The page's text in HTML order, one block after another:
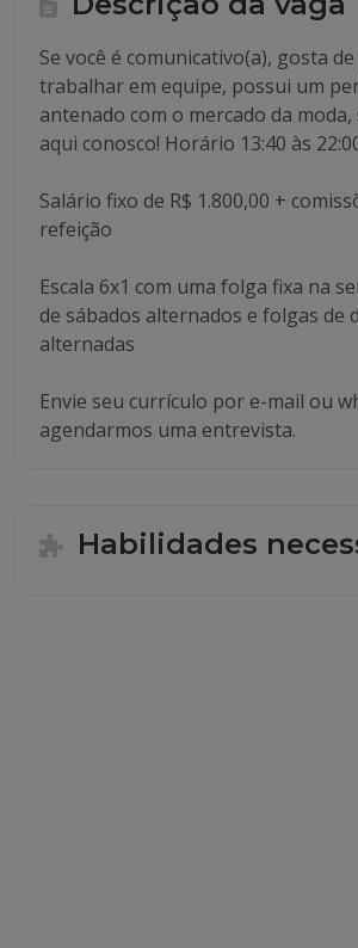
Se você é comunicativo(a), gosta
trabalhar em equipe, possui um
antenado com o mercado da
aqui conosco! Horário 13:40 às
Salário fixo de R$ 1.800,00 +
refeição
Escala 6x1 com uma folga fixa na
de sábados alternados e folgas de
alternadas
Envie seu currículo por e-mail ou
agendarmos uma entrevista.
Habilidades